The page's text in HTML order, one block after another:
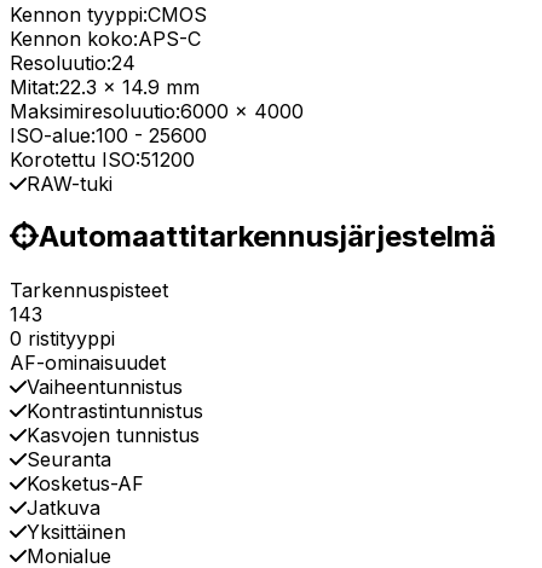
Kennon tyyppi:CMOS
Kennon koko:APS-C
Resoluutio:24
Mitat:22.3 x 14.9 mm
Maksimiresoluutio:6000 x 4000
ISO-alue:100 - 25600
Korotettu ISO:51200
RAW-tuki
Automaattitarkennusjärjestelmä
Tarkennuspisteet
143
0 ristityyppi
AF-ominaisuudet
Vaiheentunnistus
Kontrastintunnistus
Kasvojen tunnistus
Seuranta
Kosketus-AF
Jatkuva
Yksittäinen
Monialue